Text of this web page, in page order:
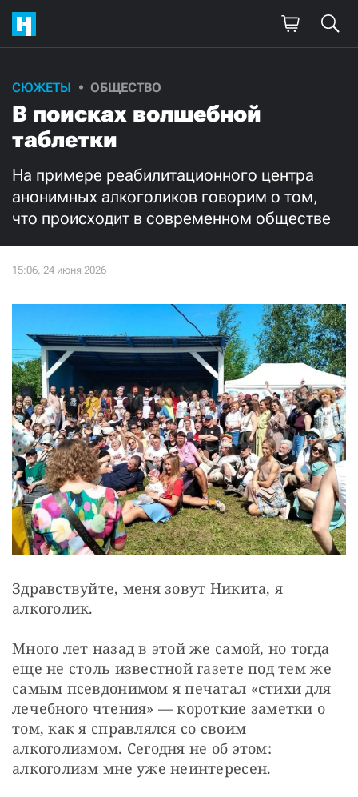
СЮЖЕТЫ ОБЩЕСТВО
В поисках волшебной
таблетки
На примере реабилитационного центра
анонимных алкоголиков говорим о том,
что происходит в современном обществе
Здравствуйте, меня зовут Никита, я
алкоголик.
Много лет назад в этой же самой, но тогда
еще не столь известной газете под тем же
самым псевдонимом я печатал «стихи для
лечебного чтения» — короткие заметки о
том, как я справлялся со своим
алкоголизмом. Сегодня не об этом:
алкоголизм мне уже неинтересен.